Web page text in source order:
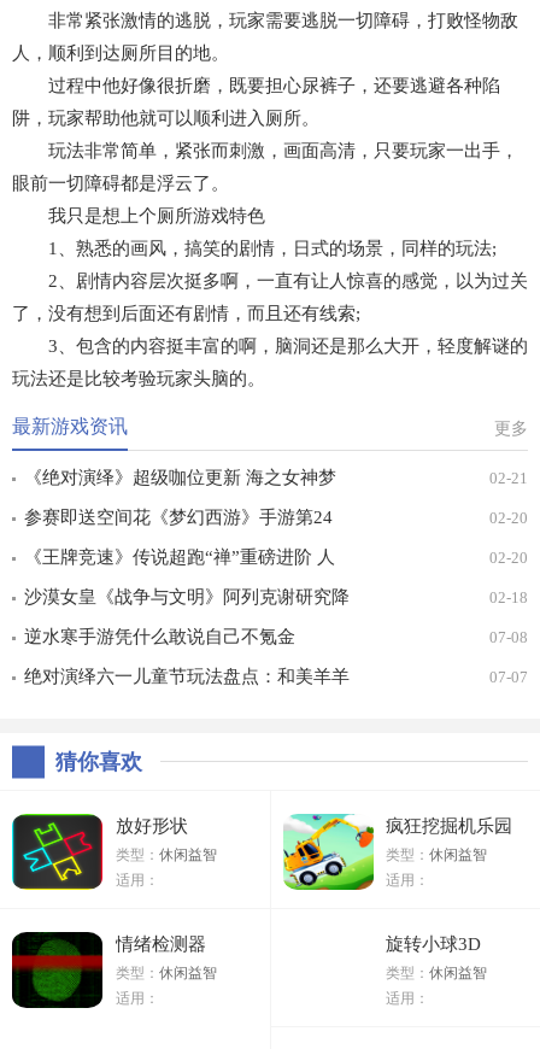
非常紧张激情的逃脱，玩家需要逃脱一切障碍，打败怪物敌
人，顺利到达厕所目的地。
过程中他好像很折磨，既要担心尿裤子，还要逃避各种陷
阱，玩家帮助他就可以顺利进入厕所。
玩法非常简单，紧张而刺激，画面高清，只要玩家一出手，
眼前一切障碍都是浮云了。
我只是想上个厕所游戏特色
1、熟悉的画风，搞笑的剧情，日式的场景，同样的玩法;
2、剧情内容层次挺多啊，一直有让人惊喜的感觉，以为过关
了，没有想到后面还有剧情，而且还有线索;
3、包含的内容挺丰富的啊，脑洞还是那么大开，轻度解谜的
玩法还是比较考验玩家头脑的。
最新游戏资讯 更多
《绝对演绎》超级咖位更新 海之女神梦
幻时装免费拿！
02-21
参赛即送空间花《梦幻西游》手游第24
届X9联赛报名进行中！
02-20
《王牌竞速》传说超跑“禅”重磅进阶 人
车合一 竞速飞升！
02-20
沙漠女皇《战争与文明》阿列克谢研究降
价
02-18
逆水寒手游凭什么敢说自己不氪金 07-08
绝对演绎六一儿童节玩法盘点：和美羊羊 07-07
猜你喜欢
放好形状
类型： 休闲益智
适用：
疯狂挖掘机乐园
类型：休闲益智
适用：
情绪检测器
类型： 休闲益智
适用：
旋转小球3D
类型：休闲益智
适用：